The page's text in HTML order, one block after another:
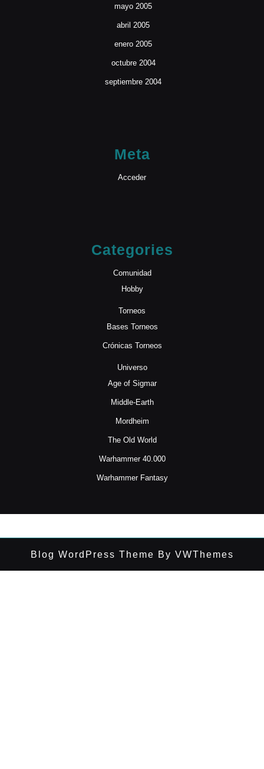
mayo 2005
abril 2005
enero 2005
octubre 2004
septiembre 2004
Meta
Acceder
Categories
Comunidad
Hobby
Torneos
Bases Torneos
Crónicas Torneos
Universo
Age of Sigmar
Middle-Earth
Mordheim
The Old World
Warhammer 40.000
Warhammer Fantasy
Blog WordPress Theme By VWThemes